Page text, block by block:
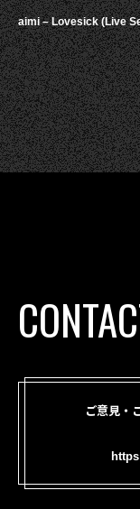
aimi – Lovesick (Live
ご意見・